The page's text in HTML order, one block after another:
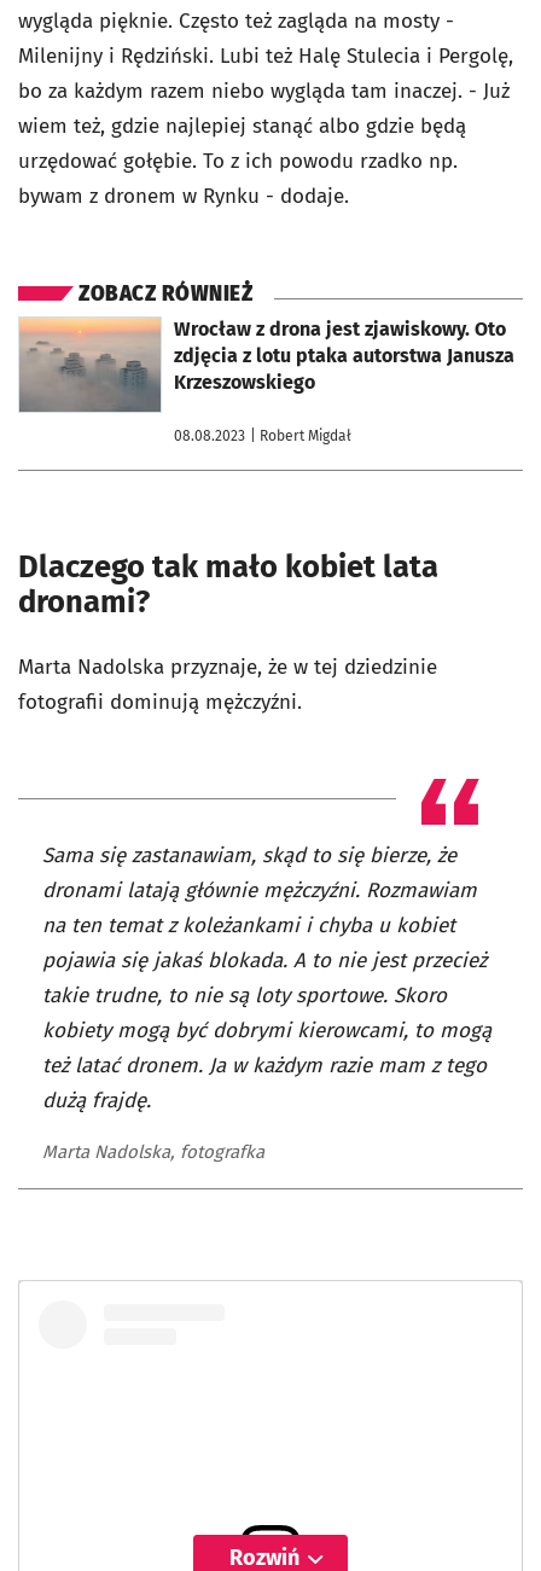
wygląda pięknie. Często też zagląda na mosty -
Milenijny i Rędziński. Lubi też Halę Stulecia i Pergolę,
bo za każdym razem niebo wygląda tam inaczej. - Już
wiem też, gdzie najlepiej stanąć albo gdzie będą
urzędować gołębie. To z ich powodu rzadko np.
bywam z dronem w Rynku - dodaje.
ZOBACZ RÓWNIEŻ
Wrocław z drona jest zjawiskowy. Oto
zdjęcia z lotu ptaka autorstwa Janusza
Krzeszowskiego
08.08.2023 | Robert Migdał
otworzy się w nowej karcie
Dlaczego tak mało kobiet lata
dronami?
Marta Nadolska przyznaje, że w tej dziedzinie
fotografii dominują mężczyźni.
Sama się zastanawiam, skąd to się bierze, że
dronami latają głównie mężczyźni. Rozmawiam
na ten temat z koleżankami i chyba u kobiet
pojawia się jakaś blokada. A to nie jest przecież
takie trudne, to nie są loty sportowe. Skoro
kobiety mogą być dobrymi kierowcami, to mogą
też latać dronem. Ja w każdym razie mam z tego
dużą frajdę.
Marta Nadolska, fotografka
Rozwiń